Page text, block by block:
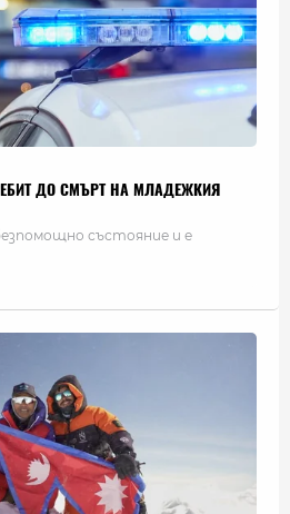
ДО СМЪРТ НА МЛАДЕЖКИЯ
състояние и е